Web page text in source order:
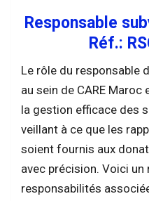
Responsable
Réf.:
Le rôle du responsable
au sein de CARE
la gestion efficace des
veillant à ce que les
soient fournis aux
avec précision. Voici
responsabilités